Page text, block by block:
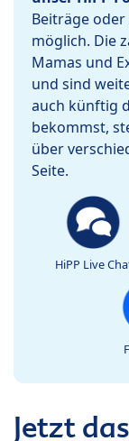
Beiträge
möglich. Die
Mamas und
und sind
auch künftig
bekommst,
über
Seite.
HiPP Live
Jetzt